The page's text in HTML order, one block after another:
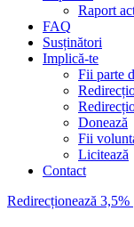
Raport
FAQ
Susținători
Implică-te
Fii parte
Donează
Fii
Licitează
Contact
Redirecționează 3,5%